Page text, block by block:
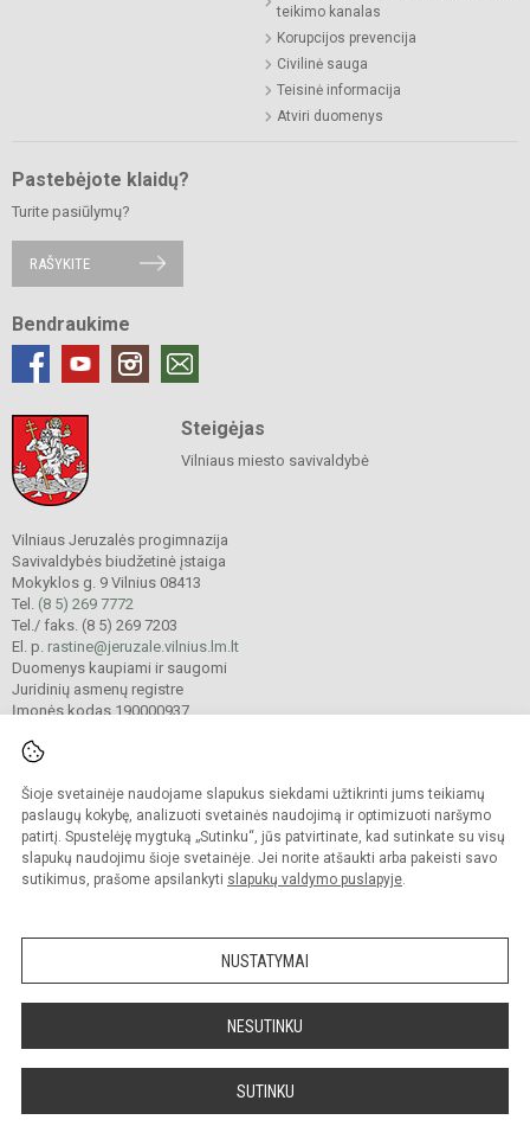
Šioje svetainėje naudojame slapukus siekdami užtikrinti jums teikiamų
paslaugų kokybę, analizuoti svetainės naudojimą ir optimizuoti naršymo
patirtį. Spustelėję mygtuką „Sutinku“, jūs patvirtinate, kad sutinkate su visų
slapukų naudojimu šioje svetainėje. Jei norite atšaukti arba pakeisti savo
sutikimus, prašome apsilankyti slapukų valdymo puslapyje.
NUSTATYMAI
NESUTINKU
SUTINKU
teikimo kanalas
Korupcijos prevencija
Civilinė sauga
Teisinė informacija
Atviri duomenys
Pastebėjote klaidų?
Turite pasiūlymų?
RAŠYKITE
Bendraukime
Steigėjas
Vilniaus miesto savivaldybė
Vilniaus Jeruzalės progimnazija
Savivaldybės biudžetinė įstaiga
Mokyklos g. 9 Vilnius 08413
Tel. (8 5) 269 7772
Tel./ faks. (8 5) 269 7203
El. p. rastine@jeruzale.vilnius.lm.lt
Duomenys kaupiami ir saugomi
Juridinių asmenų registre
Įmonės kodas 190000937
© 2024. Vilniaus Jeruzalės progimnazija. Visos teisės saugomos.
Kopijuoti turinį be raštiško gimnazijos sutikimo griežtai draudžiama.
Prieinamumo paraiška Slapukų valdymas
Sumanus būdas atnaujinti